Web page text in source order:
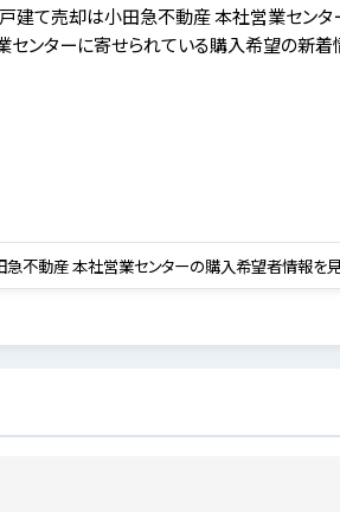
建て売却は小田急不動産 本社営業センタ
センターに寄せられている購入希望の新着
急不動産 本社営業センターの購入希望者情報を